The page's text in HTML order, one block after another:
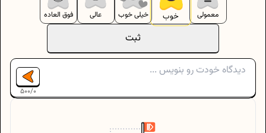
ثبت
معمولی خوب خیلی خوب عالی فوق العاده
500/0